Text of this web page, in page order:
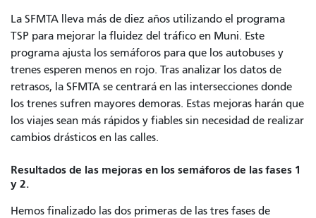
La SFMTA lleva más de diez años utilizando el programa
TSP para mejorar la fluidez del tráfico en Muni. Este
programa ajusta los semáforos para que los autobuses y
trenes esperen menos en rojo. Tras analizar los datos de
retrasos, la SFMTA se centrará en las intersecciones donde
los trenes sufren mayores demoras. Estas mejoras harán que
los viajes sean más rápidos y fiables sin necesidad de realizar
cambios drásticos en las calles.
Resultados de las mejoras en los semáforos de las fases 1
y 2.
Hemos finalizado las dos primeras de las tres fases de